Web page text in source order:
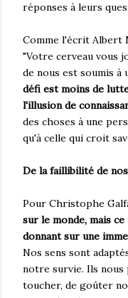
réponses à leurs
Comme l'écrit Albert
"Votre cerveau vous
de nous est soumis
défi est moins de
l'illusion de
des choses à une
qu'à celle qui croit
De la faillibilité de
Pour Christophe
sur le monde, mais
donnant sur une
Nos sens sont
notre survie. Ils nous
toucher, de goûter